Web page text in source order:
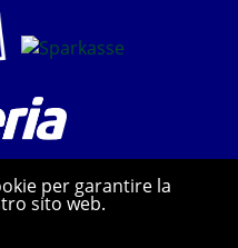
per garantire la
sito web.